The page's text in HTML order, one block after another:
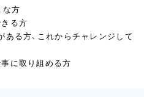
な方
る方
ある方、これからチャレンジして
に取り組める方